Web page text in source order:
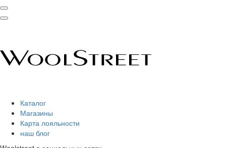
Каталог
Магазины
Карта лояльности
наш блог